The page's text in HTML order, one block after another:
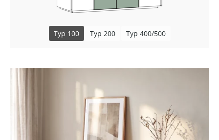
Typ 100 Typ 200 Typ 400/500